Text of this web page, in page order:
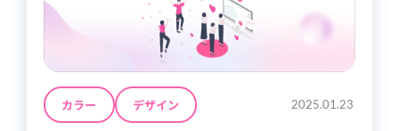
カラー デザイン 2025.01.23